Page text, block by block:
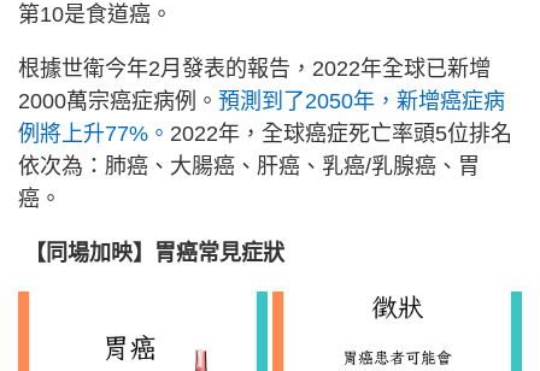
第10是食道癌。
根據世衛今年2月發表的報告，2022年全球已新增
2000萬宗癌症病例。 預測到了2050年，新增癌症病
例將上升77%。 2022年，全球癌症死亡率頭5位排名
依次為：肺癌、大腸癌、肝癌、乳癌/乳腺癌、胃
癌。
【同場加映】胃癌常見症狀